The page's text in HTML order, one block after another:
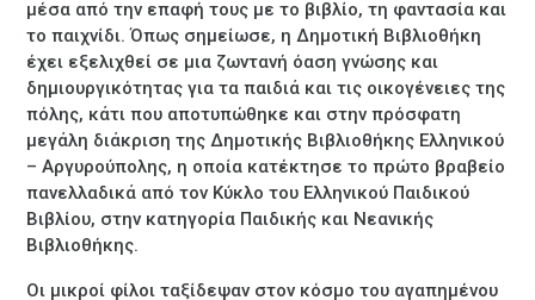
μέσα από την επαφή τους με το βιβλίο, τη φαντασία και
το παιχνίδι. Όπως σημείωσε, η Δημοτική Βιβλιοθήκη
έχει εξελιχθεί σε μια ζωντανή όαση γνώσης και
δημιουργικότητας για τα παιδιά και τις οικογένειες της
πόλης, κάτι που αποτυπώθηκε και στην πρόσφατη
μεγάλη διάκριση της Δημοτικής Βιβλιοθήκης Ελληνικού
– Αργυρούπολης, η οποία κατέκτησε το πρώτο βραβείο
πανελλαδικά από τον Κύκλο του Ελληνικού Παιδικού
Βιβλίου, στην κατηγορία Παιδικής και Νεανικής
Βιβλιοθήκης.
Οι μικροί φίλοι ταξίδεψαν στον κόσμο του αγαπημένου